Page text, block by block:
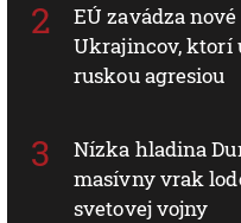
EÚ zavádza
Ukrajincov, ktorí
ruskou agresiou
Nízka hladina
masívny vrak
svetovej vojny